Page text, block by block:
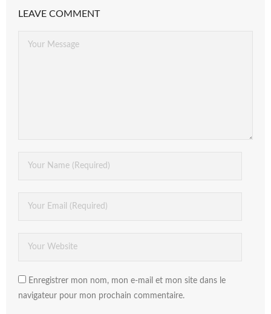
LEAVE COMMENT
Enregistrer mon nom, mon e-mail et mon site dans le
navigateur pour mon prochain commentaire.